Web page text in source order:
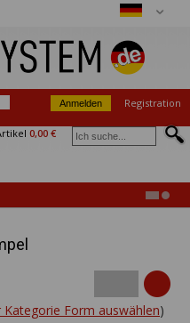
Registration
0,00 €
Kategorie Form auswählen)